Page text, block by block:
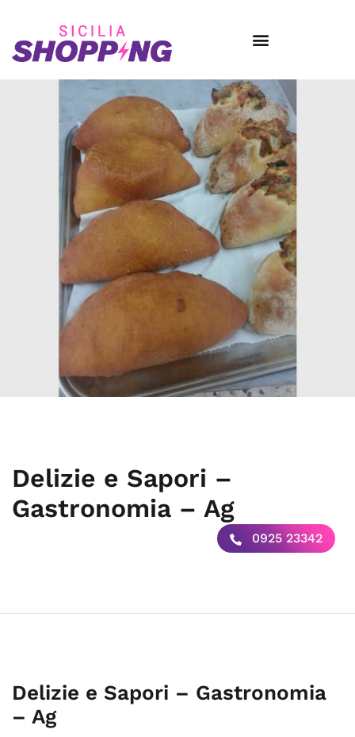
Delizie e Sapori –
Gastronomia – Ag
0925 23342
Delizie e Sapori – Gastronomia
– Ag